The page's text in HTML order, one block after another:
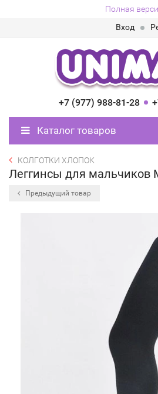
Полная
Вход
+7 (977) 988-81-28
Каталог товаров
КОЛГОТКИ ХЛОПОК
Леггинсы для мальчиков
Предыдущий товар